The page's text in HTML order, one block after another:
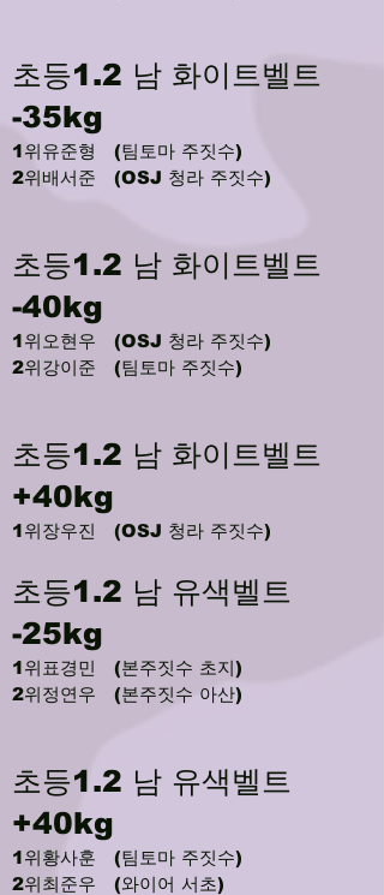
초등1.2 남 화이트벨트
-35kg
1위유준형 (팀토마 주짓수)
2위배서준 (OSJ 청라 주짓수)
초등1.2 남 화이트벨트
-40kg
1위오현우 (OSJ 청라 주짓수)
2위강이준 (팀토마 주짓수)
초등1.2 남 화이트벨트
+40kg
1위장우진 (OSJ 청라 주짓수)
초등1.2 남 유색벨트
-25kg
1위표경민 (본주짓수 초지)
2위정연우 (본주짓수 아산)
초등1.2 남 유색벨트
+40kg
1위황사훈 (팀토마 주짓수)
2위최준우 (와이어 서초)